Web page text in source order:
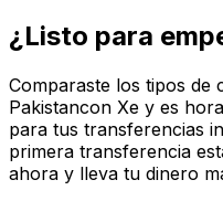
¿Listo para
Comparaste los tipos de
Pakistancon Xe y es
para tus transferencias
primera transferencia
ahora y lleva tu dinero